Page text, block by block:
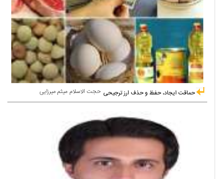
حجت الاسلام میثم میرزایی حماقت ایجاد، حفظ و حذف ارز ترجیحی